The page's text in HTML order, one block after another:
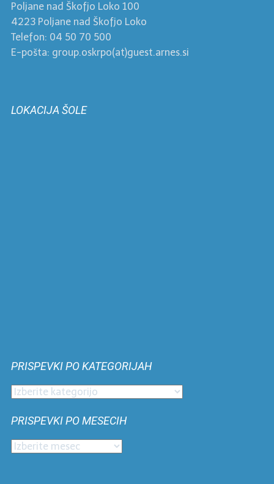
Poljane nad Škofjo Loko 100
4223 Poljane nad Škofjo Loko
Telefon: 04 50 70 500
E-pošta: group.oskrpo(at)guest.arnes.si
LOKACIJA ŠOLE
PRISPEVKI PO KATEGORIJAH
Prispevki
kategorijah
PRISPEVKI PO MESECIH
Prispevki